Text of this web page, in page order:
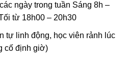
ngày trong tuần Sáng 8h –
từ 18h00 – 20h30
tự linh động, học viên rảnh lúc
cố định giờ)